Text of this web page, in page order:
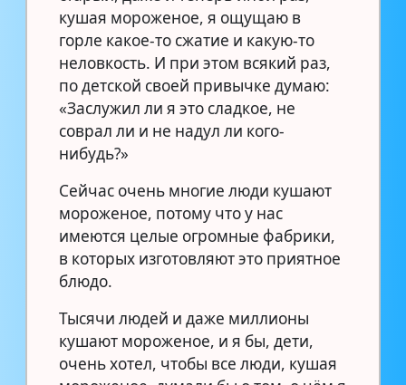
кушая мороженое, я ощущаю в
горле какое-то сжатие и какую-то
неловкость. И при этом всякий раз,
по детской своей привычке думаю:
«Заслужил ли я это сладкое, не
соврал ли и не надул ли кого-
нибудь?»
Сейчас очень многие люди кушают
мороженое, потому что у нас
имеются целые огромные фабрики,
в которых изготовляют это приятное
блюдо.
Тысячи людей и даже миллионы
кушают мороженое, и я бы, дети,
очень хотел, чтобы все люди, кушая